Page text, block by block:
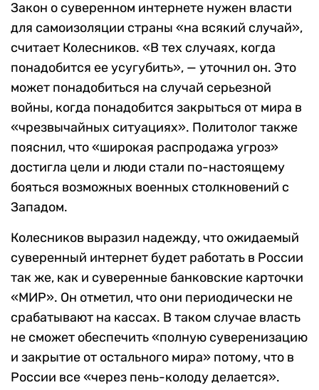
Закон о суверенном интернете нужен власти
для самоизоляции страны «на всякий случай»,
считает Колесников. «В тех случаях, когда
понадобится ее усугубить», — уточнил он. Это
может понадобиться на случай серьезной
войны, когда понадобится закрыться от мира в
«чрезвычайных ситуациях». Политолог также
пояснил, что «широкая распродажа угроз»
достигла цели и люди стали по-настоящему
бояться возможных военных столкновений с
Западом.
Колесников выразил надежду, что ожидаемый
суверенный интернет будет работать в России
так же, как и суверенные банковские карточки
«МИР». Он отметил, что они периодически не
срабатывают на кассах. В таком случае власть
не сможет обеспечить «полную суверенизацию
и закрытие от остального мира» потому, что в
России все «через пень-колоду делается».